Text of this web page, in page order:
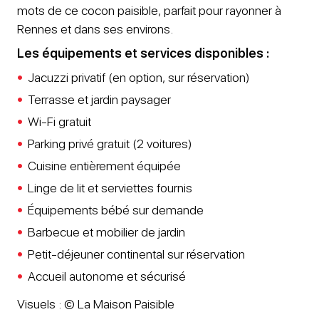
mots de ce cocon paisible, parfait pour rayonner à
Rennes et dans ses environs.
Les équipements et services disponibles :
Jacuzzi privatif (en option, sur réservation)
Terrasse et jardin paysager
Wi-Fi gratuit
Parking privé gratuit (2 voitures)
Cuisine entièrement équipée
Linge de lit et serviettes fournis
Équipements bébé sur demande
Barbecue et mobilier de jardin
Petit-déjeuner continental sur réservation
Accueil autonome et sécurisé
Visuels : © La Maison Paisible